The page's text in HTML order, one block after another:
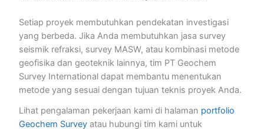
Setiap proyek membutuhkan pendekatan investigasi
yang berbeda. Jika Anda membutuhkan jasa survey
seismik refraksi, survey MASW, atau kombinasi metode
geofisika dan geoteknik lainnya, tim PT Geochem
Survey International dapat membantu menentukan
metode yang sesuai dengan tujuan teknis proyek Anda.
Lihat pengalaman pekerjaan kami di halaman portfolio
Geochem Surveyatau hubungi tim kami untuk